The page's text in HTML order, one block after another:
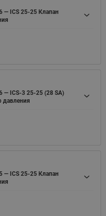
— ICS 25-25 Клапан
— ICS-3 25-25 (28 SA)
давления
— ICS 25-25 Клапан